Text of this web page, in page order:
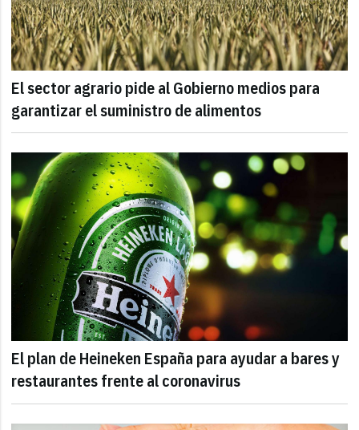
El sector agrario pide al Gobierno medios para
garantizar el suministro de alimentos
El plan de Heineken España para ayudar a bares y
restaurantes frente al coronavirus